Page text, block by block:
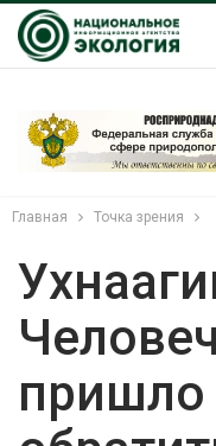
Главная Точка зрения
пришло